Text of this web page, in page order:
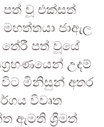
පත් වූ එක්සත්
ජාඇල
පත් වූයේ
උදම්
මිනිසුන් අතර
විවෘත
ඇමති ශ්‍රීමත්